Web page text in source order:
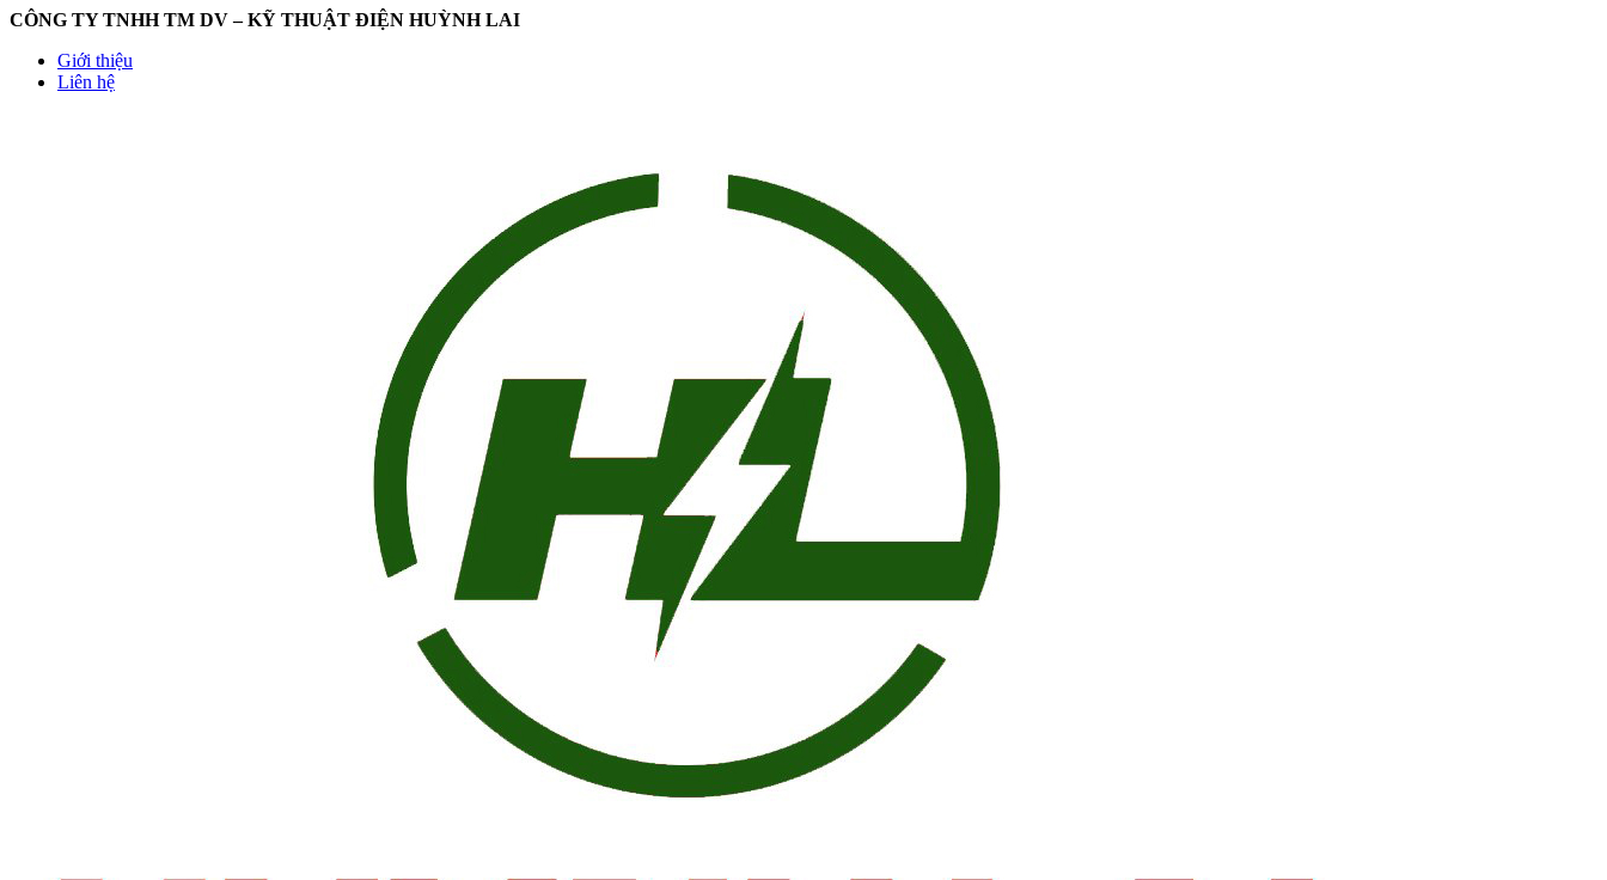
CÔNG TY TNHH TM DV – KỸ THUẬT ĐIỆN HUỲNH LAI
Giới thiệu
Liên hệ